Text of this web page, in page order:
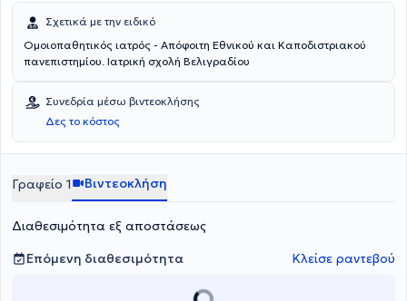
Σχετικά με την ειδικό
Ομοιοπαθητικός ιατρός - Απόφοιτη Εθνικού και Καποδιστριακού
πανεπιστημίου. Ιατρική σχολή Βελιγραδίου
Συνεδρία μέσω βιντεοκλήσης
Δες το κόστος
Γραφείο 1 Βιντεοκλήση
Διαθεσιμότητα εξ αποστάσεως
Επόμενη διαθεσιμότητα
Κλείσε ραντεβού